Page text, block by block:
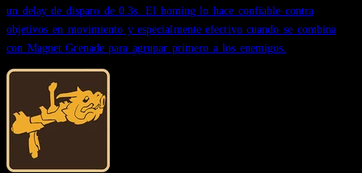
un delay de disparo de 0.3s. El homing lo hace confiable contra
objetivos en movimiento y especialmente efectivo cuando se combina
con Magnet Grenade para agrupar primero a los enemigos.